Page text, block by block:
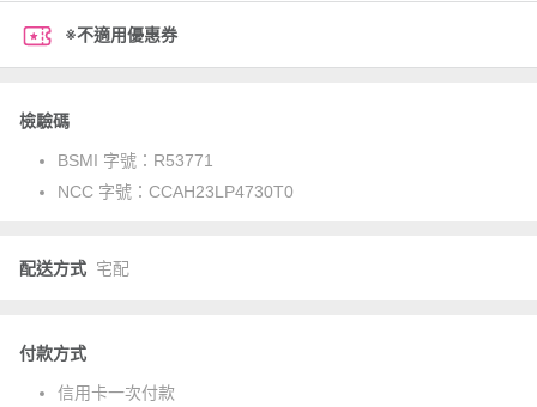
※不適用優惠券
檢驗碼
BSMI 字號： R53771
NCC 字號： CCAH23LP4730T0
配送方式 宅配
付款方式
信用卡一次付款